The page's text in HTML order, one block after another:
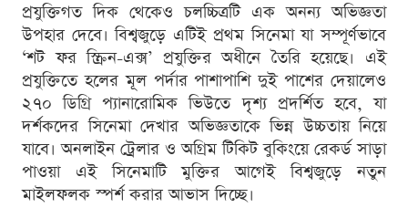
প্রযুক্তিগত দিক থেকেও চলচ্চিত্রটি এক অনন্য অভিজ্ঞতা
উপহার দেবে। বিশ্বজুড়ে এটিই প্রথম সিনেমা যা সম্পূর্ণভাবে
‘শট ফর স্ক্রিন-এক্স’ প্রযুক্তির অধীনে তৈরি হয়েছে। এই
প্রযুক্তিতে হলের মূল পর্দার পাশাপাশি দুই পাশের দেয়ালেও
২৭০ ডিগ্রি প্যানারোমিক ভিউতে দৃশ্য প্রদর্শিত হবে, যা
দর্শকদের সিনেমা দেখার অভিজ্ঞতাকে ভিন্ন উচ্চতায় নিয়ে
যাবে। অনলাইন ট্রেলার ও অগ্রিম টিকিট বুকিংয়ে রেকর্ড সাড়া
পাওয়া এই সিনেমাটি মুক্তির আগেই বিশ্বজুড়ে নতুন
মাইলফলক স্পর্শ করার আভাস দিচ্ছে।